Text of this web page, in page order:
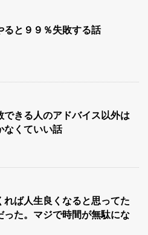
ると９９％失敗する話
できる人のアドバイス以外は
なくていい話
れば人生良くなると思ってた
った。マジで時間が無駄にな